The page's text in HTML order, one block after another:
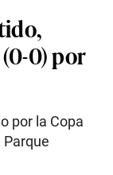
0) por
por la Copa